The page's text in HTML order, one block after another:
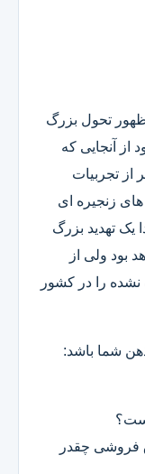
تحول بزرگ
از آنجایی که
از تجربیات
زنجیره ای
یک تهدید بزرگ
بود ولی از
را در کشور
شما باشد:
فروشی چقدر